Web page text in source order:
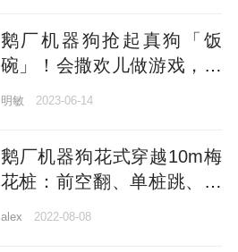
鹅厂机器狗抢起真狗「饭
碗」！会撒欢儿做游戏，遛
明敏 2023-06-14
鹅厂机器狗花式穿越10m梅
花桩：前空翻、单桩跳、起
alex 2022-08-08